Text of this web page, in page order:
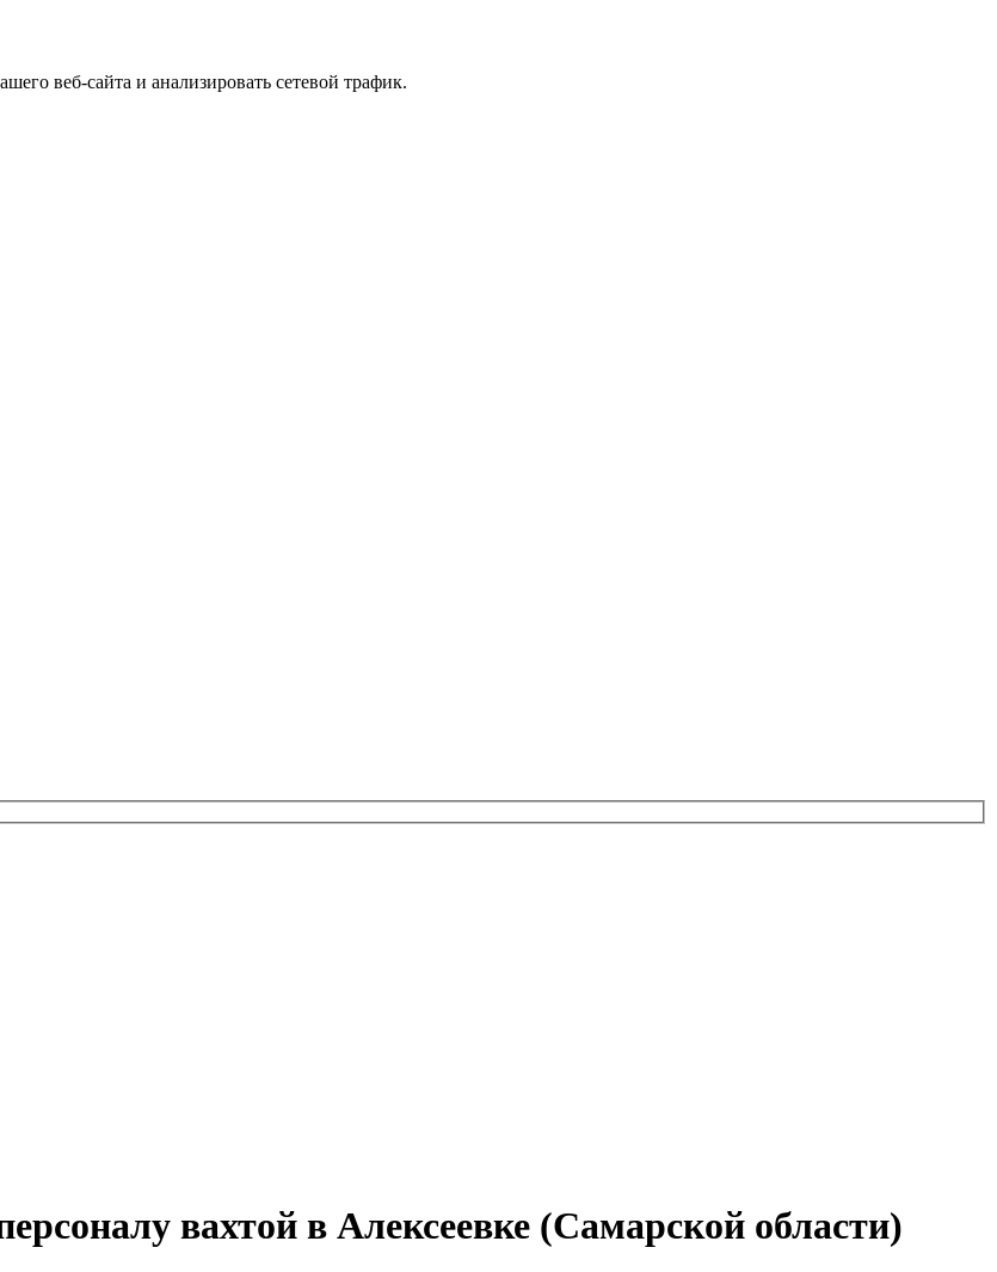
веб-сайта и анализировать сетевой трафик.
вахтой в Алексеевке (Самарской области)